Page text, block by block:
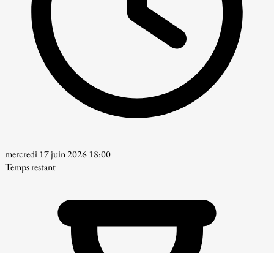
mercredi 17 juin 2026 18:00
Temps restant